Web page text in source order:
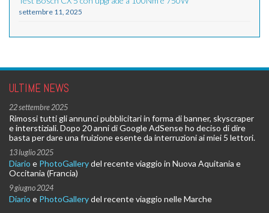
settembre 11, 2025
ULTIME NEWS
22 settembre 2025
Rimossi tutti gli annunci pubblicitari in forma di banner, skyscraper
e interstiziali. Dopo 20 anni di Google AdSense ho deciso di dire
basta per dare una fruizione esente da interruzioni ai miei 5 lettori.
13 luglio 2025
Diario e PhotoGallerydel recente viaggio in Nuova Aquitania e
Occitania (Francia)
9 giugno 2024
Diario e PhotoGallerydel recente viaggio nelle Marche